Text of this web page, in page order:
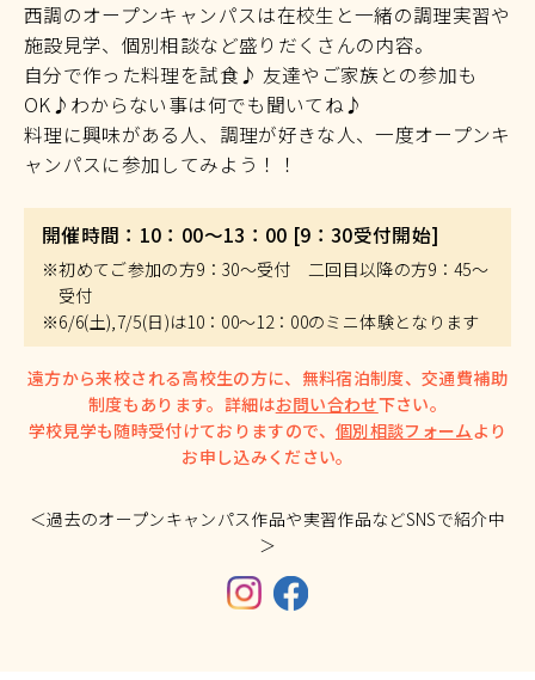
西調のオープンキャンパスは在校生と一緒の調理実習や
施設見学、個別相談など盛りだくさんの内容。
自分で作った料理を試食♪ 友達やご家族との参加も
OK♪わからない事は何でも聞いてね♪
料理に興味がある人、調理が好きな人、一度オープンキ
ャンパスに参加してみよう！！
開催時間：10：00～13：00 [9：30受付開始]
※初めてご参加の方9：30～受付 二回目以降の方9：45～
受付
※6/6(土),7/5(日)は10：00～12：00のミニ体験となります
遠方から来校される高校生の方に、無料宿泊制度、交通費補助
制度もあります。詳細はお問い合わせ下さい。
学校見学も随時受付けておりますので、 個別相談フォームより
お申し込みください。
＜過去のオープンキャンパス作品や実習作品などSNSで紹介中
＞